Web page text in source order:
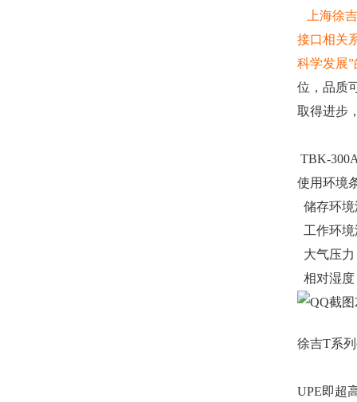
上海徐
接口相关
科学发展
位，品质
取得进步
TBK-
使用环境
储存环
工作环
大气压力
相对湿度
徐吉T系
UPE即超